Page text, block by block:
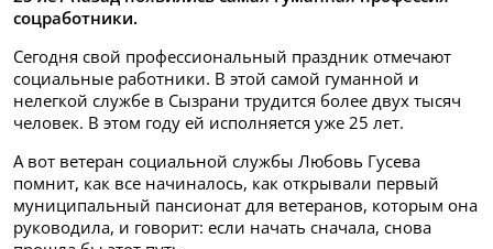
соцработники.
Сегодня свой профессиональный праздник отмечают
социальные работники. В этой самой гуманной и
нелегкой службе в Сызрани трудится более двух тысяч
человек. В этом году ей исполняется уже 25 лет.
А вот ветеран социальной службы Любовь Гусева
помнит, как все начиналось, как открывали первый
муниципальный пансионат для ветеранов, которым она
руководила, и говорит: если начать сначала, снова